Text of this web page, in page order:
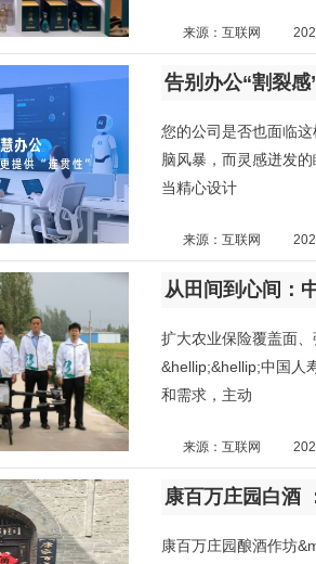
来源：互联网
告别办公“割裂
您的公司是否也面临
脑风暴，而灵感迸发
当精心设计
来源：互联网
从田间到心间：
扩大农业保险覆盖面
&hellip;&hellip;中国人
和需求，主动
来源：互联网
康百万庄园白酒
康百万庄园酿酒作坊